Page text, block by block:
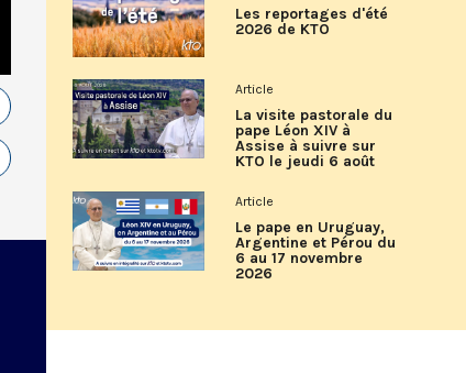
Les reportages d'été
2026 de KTO
Article
La visite pastorale du
pape Léon XIV à
Assise à suivre sur
KTO le jeudi 6 août
Article
Le pape en Uruguay,
Argentine et Pérou du
6 au 17 novembre
2026